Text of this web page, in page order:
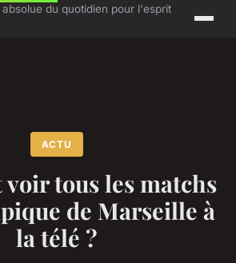
du quotidien pour l'esprit
ACTU
tous les matchs
de Marseille à
la télé ?